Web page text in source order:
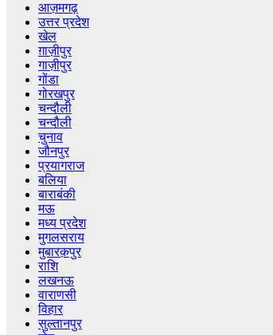
आज़मगढ़
उत्तर प्रदेश
खेल
ग़ाज़ीपुर
गाज़ीपुर
गोंडा
गोरखपुर
चन्दौली
चन्दौली
चुनाव
जौनपुर
प्रयागराज
बलिया
बाराबंकी
मऊ
मध्य प्रदेश
मुगलसराय
मुबारक़पुर
राशि
लखनऊ
वाराणसी
विहार
सुल्तानपुर